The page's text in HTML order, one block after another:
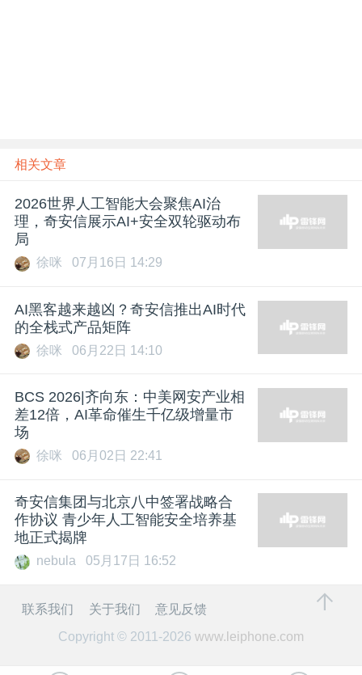
相关文章
2026世界人工智能大会聚焦AI治
理，奇安信展示AI+安全双轮驱动布
局
徐咪 07月16日 14:29
AI黑客越来越凶？奇安信推出AI时代
的全栈式产品矩阵
徐咪 06月22日 14:10
BCS 2026|齐向东：中美网安产业相
差12倍，AI革命催生千亿级增量市
场
徐咪 06月02日 22:41
奇安信集团与北京八中签署战略合
作协议 青少年人工智能安全培养基
地正式揭牌
nebula 05月17日 16:52
联系我们 关于我们
意见反馈
Copyright © 2011-2026 www.leiphone.com